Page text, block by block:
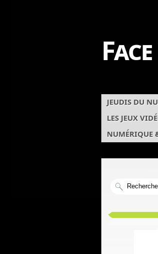
JEUDIS DU
LES JEUX
NUMÉRIQUE